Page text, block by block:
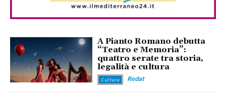
A Pianto Romano debutta
“Teatro e Memoria”:
quattro serate tra storia,
legalità e cultura
Cultura Redat